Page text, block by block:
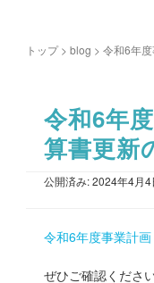
トップ> blog > 令和6年
令和6年
算書更新
公開済み: 2024年4月4
令和6年度事業計
ぜひご確認ください